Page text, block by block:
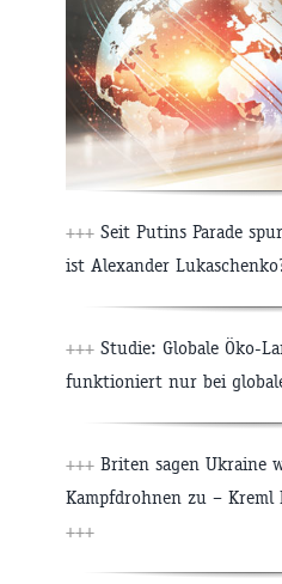
+++ Seit Putins Parade
ist Alexander
+++ Studie: Globale Öko-
funktioniert nur bei
+++ Briten sagen Ukraine
Kampfdrohnen zu –
+++